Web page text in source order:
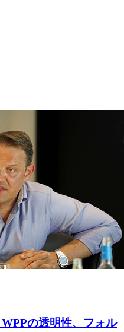
の透明性、フォル